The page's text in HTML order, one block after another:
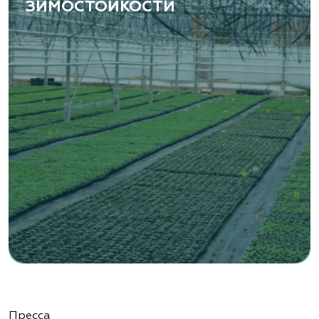
«ВЕНЕВ» питомник растений
Тульская область, Венёвский р-н, село
Борщевое, улица Лесная, д. 13
8 963 224 87 99
https://www.venev1.ru/
«ВЕНЕВ» питомник растений
Тульская область, Венёвский р-н, село
Борщевое, улица Лесная, д. 13
8 963 224 87 99
https://www.venev1.ru/
ЗИМОСТОЙКОСТИ
Пресса